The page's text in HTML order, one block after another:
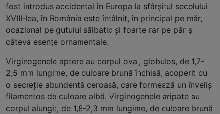
fost introdus accidental în Europa la sfârşitul secolului
XVIII-lea, în România este întâlnit, în principal pe măr,
ocazional pe gutuiul sălbatic şi foarte rar pe păr şi
câteva esenţe ornamentale.
Virginogenele aptere au corpul oval, globulos, de 1,7-
2,5 mm lungime, de culoare brună­ închisă, acoperit cu
o secreţie abundentă ceroasă, care formează un înveliş
filamentos de culoare albă. Virginogenele aripate au
corpul alungit, de 1,8-2,3 mm lungime, de culoare brună